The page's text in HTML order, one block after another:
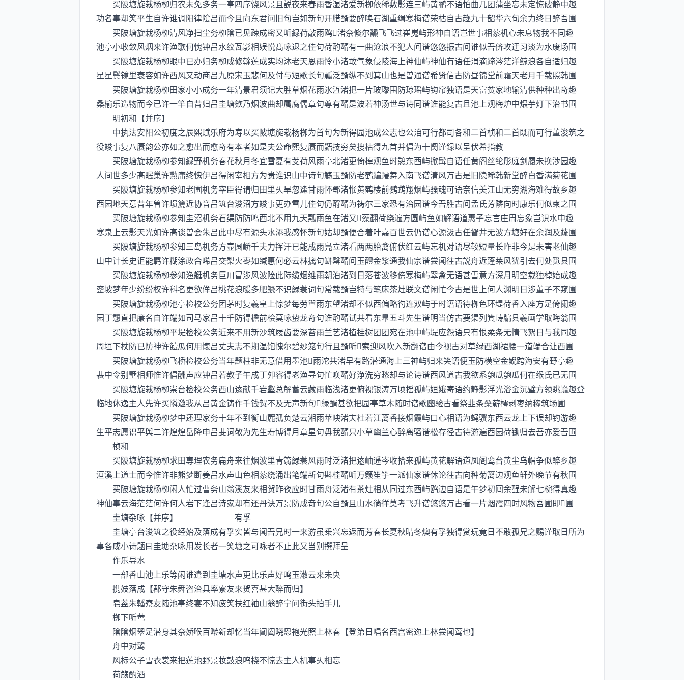
买陂塘旋栽杨栁归农未免多务一亭四序饶风景且説夜来春雨香湿渚爱新栁依稀敷影连三屿黄鹂不语怕曲几团蒲坐忘未定惊破静中趣
功名事却笑平生自许谁调阳律隂吕而今且向东君问旧句岂如新句开腊醑要醉唤石湖重缉寒梅谱荣枯自古趂九十韶华六旬余力终日醉吾圃
买陂塘旋栽杨栁清风净扫尘务栁隂已见疎成密又听緑荷敲雨鸥渚奈倐尔飜飞飞过崔嵬屿形神自语岂世事相萦机心未息物我不同趣
池亭小收敛风烟来许渔歌何愧钟吕水纹瓦影相娱悦髙咏退之佳句荷酌醑有一曲沧浪不犯人间谱悠悠振古问谁似吾侪攻迂习淡为水废场圃
买陂塘旋栽杨栁眼中已办归务栁成修榦莲成实均沐老天恩雨怜小渚敢气象侵陵海上神仙屿神仙有语任涓滴蹄涔茫洋鲸浪各自适归趣
星星鬓镜里衰容如许西风又动商吕九原宋玉悲何及付与短歌长句瓢泛醑纵不到箕山也是曽通谱希贤信古防昼锦堂前霜天老月千载照韩圃
买陂塘旋栽杨栁田家小小成务一年清景君须记大胜草烟花雨氷沍渚把一片玻瓈围防琼瑶屿钩帘独语是天富贫家地输清供种种出竒趣
桑榆乐造物而今已许一竿自昔归吕圭塘欸乃烟波曲却属腐儒章句尊有醑是波若神汤世与诗同谱谁能复古且池上观梅炉中煨芋灯下治书圃
明初和【并序】
中执法安阳公初度之辰熙赋乐府为寿以买陂塘旋栽杨栁为首句为新得园池成公志也公洎可行都司各和二首桢和二首既而可行董浚筑之
役竣事复八赓韵公亦如之愈出而愈竒有本者如是夫公命熙复赓而鼯技穷矣搜枯得九首并倡为十阕谨録以呈伏希指教
买陂塘旋栽杨栁参知緑野机务春花秋月冬宜雪夏有芰荷风雨亭北渚更倚棹观鱼时憩东西屿掀髯自语任黄阁丝纶彤庭剑履未换涉园趣
人间世多少髙眠巢许勲庸终愧伊吕得闲宰相方为贵谁识山中诗句觞玉醑防老鹤蹁蹮舞入南飞谱清风万古是旧隐晞韩新堂醉白香满菊花圃
买陂塘旋栽杨栁参知老圃机务宰臣得请归田里乆旱忽逢甘雨怀鄂渚怅黄鹤楼前鹦鹉翔烟屿骚魂可语奈信美江山无穷湖海难得故乡趣
西园地天意昔年曽许埙篪近协音吕筑台浚沼方竣事更办雪儿佳句仍酹醑为祷尔三家恐有治园谱今吾胜古问孟氏芳隣向时康乐何似柬之圃
买陂塘旋栽杨栁参知圭沼机务石渠防防鸣西北不用九天瓢雨鱼在渚又藻翻荷绕遍方圆屿鱼如解语道惠子忘言庄周忘象岂识水中趣
寒泉上云影天光如许髙谈曽会朱吕此中尽有源头水添我感怀新句姑却醑便合着叶嘉百世云仍谱心源汲古任眢井无波方塘好在余润及蔬圃
买陂塘旋栽杨栁参知三岛机务方壶圆峤千夫力挥汗已能成雨鳬立渚看两两胎禽俯伏红云屿忘机对语尽较短量长昨非今是未害老仙趣
山中计长史讵能羁许糊涂政合晞吕交梨火枣如缄惠何必云林摛句缾罄醑问玉醴金浆通我仙宗谱尝闻往古説舟近蓬莱风犹引去何处觅县圃
买陂塘旋栽杨栁参知渔艇机务巨川冒涉风波险此际缆烟维雨朝泊渚到日落苍波移傍寒梅屿翠禽无语甚雪意方深月明空载独棹始成趣
銮坡梦年少纷纷权许科名更欲侔吕桃花浪暖多肥鳜不识緑蓑词句常载醑岂特与笔床茶灶联文谱闲忙今古是世上何人渊明日涉董子不窥圃
买陂塘旋栽杨栁池亭检校公务团茅时复羲皇上惊梦每劳雨东望渚却不似西偏略彴连双屿于时语语待栁色环堤荷香入座方足倚阑趣
园丁戅直把廉名自许端如司马家吕十千防得檐前桧莫咏蛰龙竒句谁酌醑试共看东臯五斗先生谱明当仿古要渠列箕畴牖县羲画学取晦翁圃
买陂塘旋栽杨栁平堤检校公务近来不用新沙筑屐齿要深苔雨兰艺渚植桂树团团宛在池中屿堤应怨语只有恨柔条无情飞絮日与我同趣
周垣下杖防已防神许饐瓜何用懐吕丈夫志不期温饱愧尔碧纱笼句行且醑听索迎风吹入新翻谱由今视古对草绿西湖裙腰一道端合让西圃
买陂塘旋栽杨栁飞桥检校公务当年题柱非无意借用墨池雨沱共渚早有路潜通海上三神屿归来笑语便玉防横空金鲵跨海安有野亭趣
裴中令别墅相师惟许倡酬声应钟吕若教子午成丁夘容得老渔寻句忙唤醑好浄洗穷愁却与论诗谱西风道古我欲系匏瓜匏瓜何在缑氏已无圃
买陂塘旋栽杨栁崇台检校公务西山逺献千岩壑总解蓄云藏雨临浅渚更俯视银涛万顷揺孤屿姮娥寄语约静影浮光浴金沉璧方领眺蟾趣登
临地休逸主人先许买隣邀我从吕黄金铸作千钱贺不及无声新句緑醑甚欲把园亭草木随时谱歌豳验古看祭韭条桑薪樗剥枣纳稼筑场圃
买陂塘旋栽杨栁梦中还理家务十年不到衡山麓孤负楚云湘雨苹映渚杜若江蓠香接烟霞屿口心相语为蝇骥东西云龙上下误却钓游趣
生平志愿识平舆二许煌煌岳降申吕斐词敬为先生寿博得月章星句毋我醑只小草幽兰心醉离骚谱松存径古待游遍西园荷锄归去吾亦爱吾圃
桢和
买陂塘旋栽杨栁求田専理农务扁舟来往烟波里青篛緑蓑风雨时泛渚把逺岫遥岑收拾来孤屿黄花解语道凤阁鸾台黄尘乌帽争似醉乡趣
洹溪上道士而今惟许非熊梦断姜吕水声山色相萦绕涌出笔端新句斟桂醑听万籁笙竽一派仙家谱休论往古向种菊篱边观鱼轩外晚节有秋圃
买陂塘旋栽杨栁闲人忙过曹务山翁溪友来相贺昨夜应时甘雨舟泛渚有茶灶相从同过东西屿鸥边自语是午梦初囘余酲未解七椀得真趣
神仙事云海茫茫何许何人岩下逢吕诗家却有还丹诀万景防成竒句公自醑且山水徜徉莫考飞升谱悠悠万古看一片烟霞四时风物吾圃即圃
圭塘杂咏【并序】 有孚
圭塘亭台浚筑之役经始及落成有孚实皆与闻吾兄时一来游虽乗兴忘返而芳春长夏秋晴冬燠有孚独得赏玩竟日不敢孤兄之赐谨取日所为
事各成小诗题曰圭塘杂咏用发长者一笑塘之可咏者不止此又当别撰拜呈
作乐导水
一部香山池上乐等闲谁遣到圭塘水声更比乐声好鸣玉潄云来未央
携妓落成【郡守朱舜咨治具率寮友来贺喜甚大醉而归】
皂葢朱轓寮友随池亭终宴不知疲笑扶红袖山翁醉宁问街头拍手儿
栁下听莺
隂隂烟翠足潜身其奈娇喉百啭新却忆当年阊阖晓恩袍光照上林春【登第日唱名西宫密迩上林尝闻莺也】
舟中对鹭
风标公子雪衣裳来把莲池野景妆鼓浪呜桡不惊去主人机事乆相忘
荷觞酌酒